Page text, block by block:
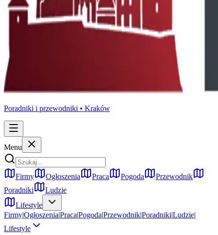
Poradniki i przewodniki • Kraków
Menu
Firmy Ogłoszenia Praca Pogoda
Przewodnik
Poradniki
Ludzie
Lifestyle
Firmy|Ogłoszenia|Praca|Pogoda|Przewodnik|Poradniki|Ludzie|
Lifestyle